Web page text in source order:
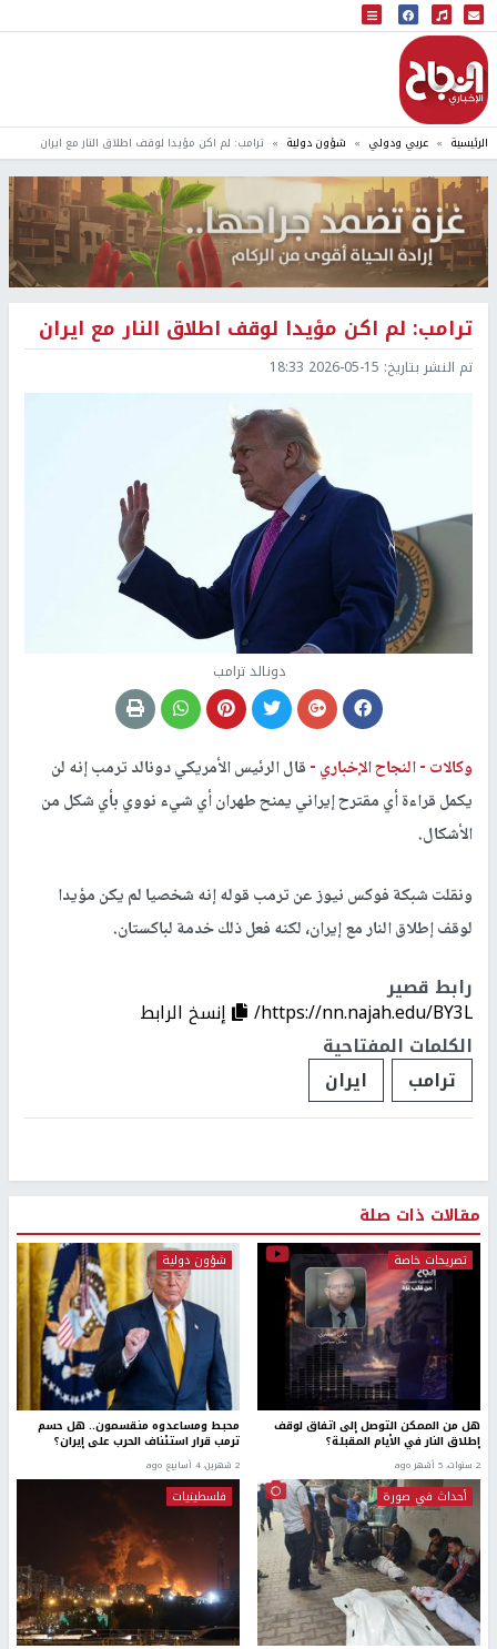
البث المباشر
إذاعة النجاح
الرئيسية عربي ودولي شؤون دولية ترامب: لم اكن مؤيدا لوقف اطلاق النار مع ايران
ترامب: لم اكن مؤيدا لوقف اطلاق النار مع ايران
تم النشر بتاريخ: 2026-05-15 18:33
دونالد ترامب
وكالات -النجاح الإخباري -قال الرئيس الأمريكي دونالد ترمب إنه لن
يكمل قراءة أي مقترح إيراني يمنح طهران أي شيء نووي بأي شكل من
الأشكال.
ونقلت شبكة فوكس نيوز عن ترمب قوله إنه شخصيا لم يكن مؤيدا
لوقف إطلاق النار مع إيران، لكنه فعل ذلك خدمة لباكستان.
رابط قصير
https://nn.najah.edu/BY3L/
إنسخ الرابط
الكلمات المفتاحية
ترامب
ايران
مقالات ذات صلة
تصريحات خاصة
هل من الممكن التوصل إلى اتفاق لوقف
إطلاق النار في الأيام المقبلة؟
2 سنوات، 5 أشهر ago
شؤون دولية
محبط ومساعدوه منقسمون.. هل حسم
ترمب قرار استئناف الحرب على إيران؟
2 شهرين، 4 أسابيع ago
أحداث في صورة فلسطينيات